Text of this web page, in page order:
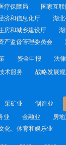
疗保障局
国家互
济和信息化厅
湖
房和城乡建设厅
产监督管理委员会
资金申报
法
术服务
战略发展
采矿业
制造业
业
金融业
房
化、体育和娱乐业